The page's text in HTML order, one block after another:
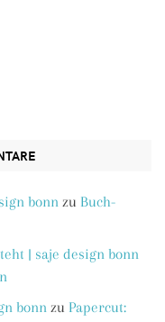
bonn zu Buch-
| saje design bonn
bonn zu Papercut: